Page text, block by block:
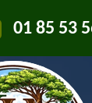
01 85 53